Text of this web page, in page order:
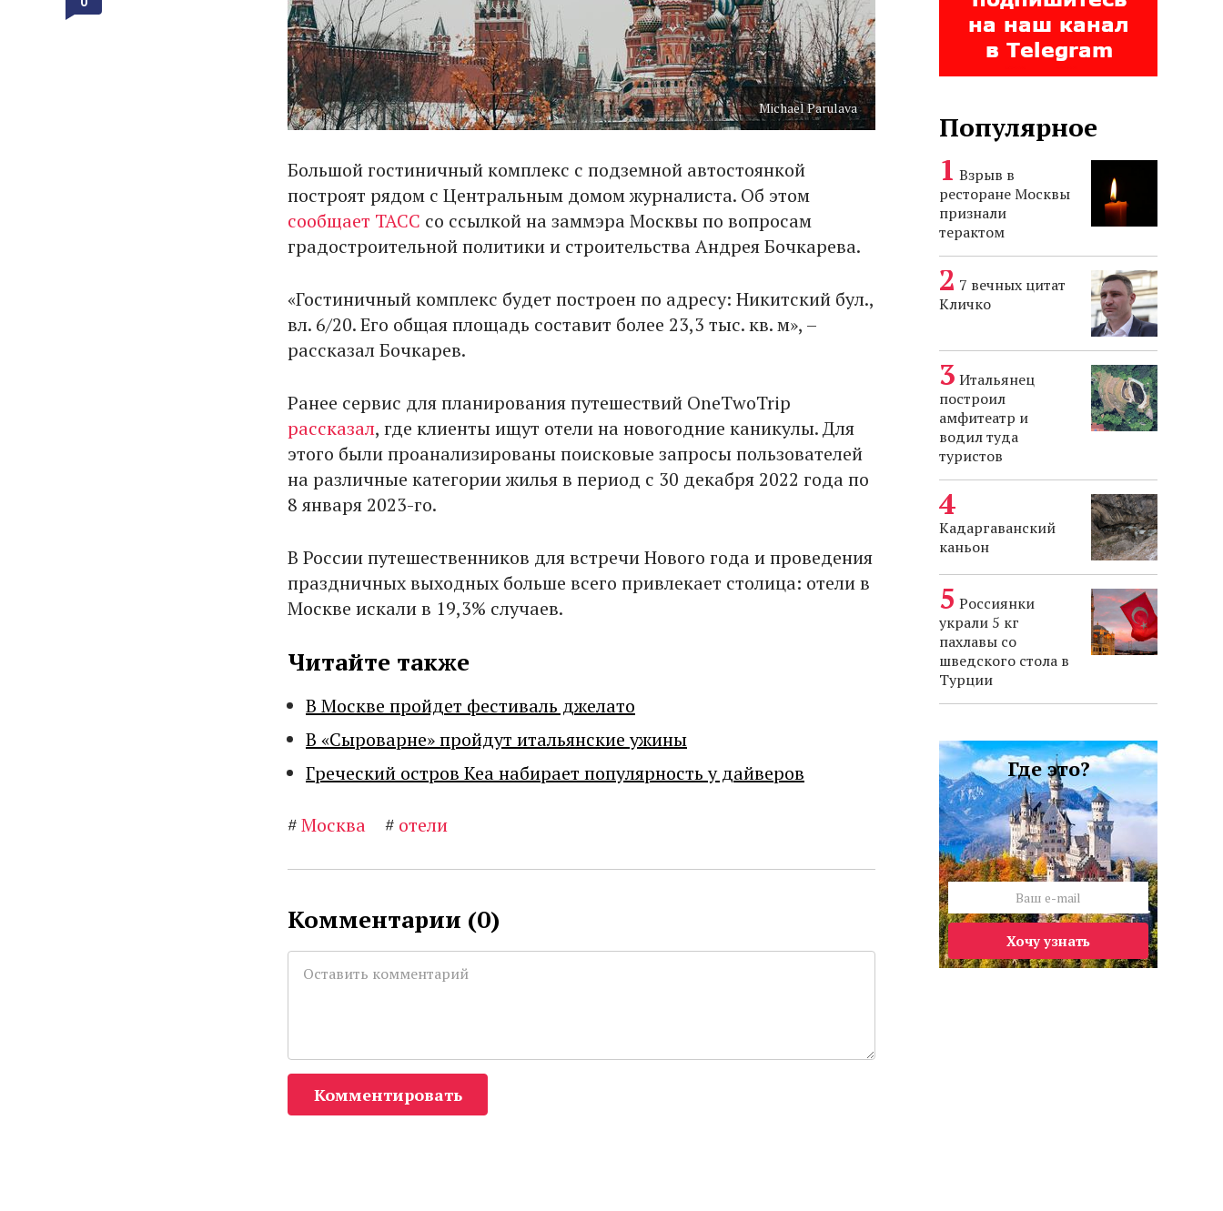
Michael Parulava
Большой гостиничный комплекс с подземной автостоянкой
построят рядом с Центральным домом журналиста. Об этом
сообщает ТАСС со ссылкой на заммэра Москвы по вопросам
градостроительной политики и строительства Андрея Бочкарева.
«Гостиничный комплекс будет построен по адресу: Никитский бул.,
вл. 6/20. Его общая площадь составит более 23,3 тыс. кв. м», –
рассказал Бочкарев.
Ранее сервис для планирования путешествий OneTwoTrip
рассказал, где клиенты ищут отели на новогодние каникулы. Для
этого были проанализированы поисковые запросы пользователей
на различные категории жилья в период с 30 декабря 2022 года по
8 января 2023-го.
В России путешественников для встречи Нового года и проведения
праздничных выходных больше всего привлекает столица: отели в
Москве искали в 19,3% случаев.
Читайте также
В Москве пройдет фестиваль джелато
В «Сыроварне» пройдут итальянские ужины
Греческий остров Кеа набирает популярность у дайверов
#Москва # отели
Комментарии (0)
Комментировать
Популярное
Взрыв в
ресторане Москвы
признали
терактом
7 вечных цитат
Кличко
Итальянец
построил
амфитеатр и
водил туда
туристов
Кадаргаванский
каньон
Россиянки
украли 5 кг
пахлавы со
шведского стола в
Турции
Где это?
Хочу узнать